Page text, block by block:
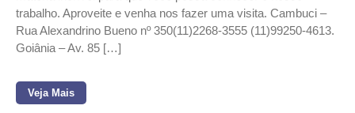
trabalho. Aproveite e venha nos fazer uma visita. Cambuci –
Rua Alexandrino Bueno nº 350(11)2268-3555 (11)99250-4613.
Goiânia – Av. 85 […]
Veja Mais